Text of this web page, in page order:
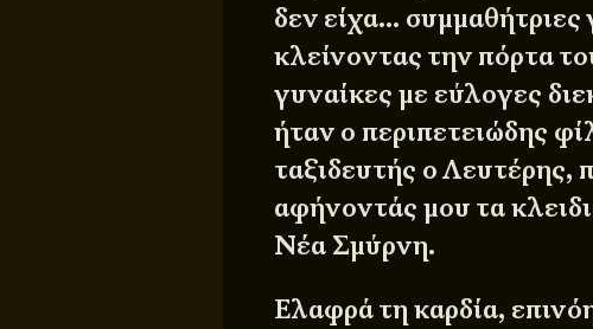
δεν είχα…
κλείνοντας την πόρτα
γυναίκες με εύλογες
ήταν ο περιπετειώδης
ταξιδευτής ο Λευτέρης,
αφήνοντάς μου τα
Νέα Σμύρνη.
Ελαφρά τη καρδία,